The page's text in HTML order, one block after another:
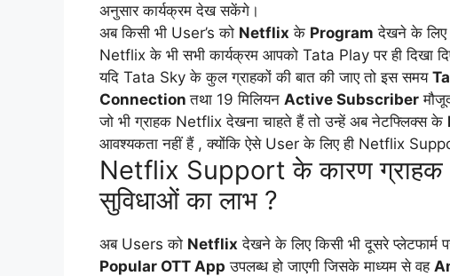
अनुसार कार्यक्रम देख सकेंगे।
अब किसी भी User’s को Netflix के Program देखने के लिए
Netflix के भी सभी कार्यक्रम आपको Tata Play पर ही दिखा
यदि Tata Sky के कुल ग्राहकों की बात की जाए तो इस समय
Connectionतथा 19 मिलियन Active Subscriber
जो भी ग्राहक Netflix देखना चाहते हैं तो उन्हें अब नेटफ्लिक्स के
आवश्यकता नहीं हैं , क्योंकि ऐसे User के लिए ही Netflix
Netflix Support के कारण ग्राहक
सुविधाओं का लाभ ?
अब Users को Netflix देखने के लिए किसी भी दूसरे प्लेटफार्म
Popular OTT App उपलब्ध हो जाएगी जिसके माध्यम से वह